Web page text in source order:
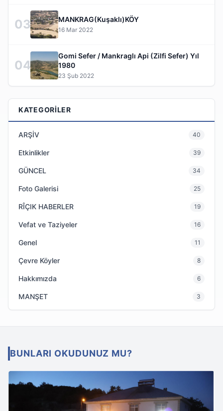
03 MANKRAG(Kuşaklı)KÖY
16 Mar 2022
04
Gomi Sefer / Mankraglı Api (Zilfi Sefer) Yıl
1980
23 Şub 2022
KATEGORILER
ARŞİV 40
Etkinlikler 39
GÜNCEL 34
Foto Galerisi 25
RÎÇIK HABERLER 19
Vefat ve Taziyeler 16
Genel 11
Çevre Köyler 8
Hakkımızda 6
MANŞET 3
BUNLARI OKUDUNUZ MU?